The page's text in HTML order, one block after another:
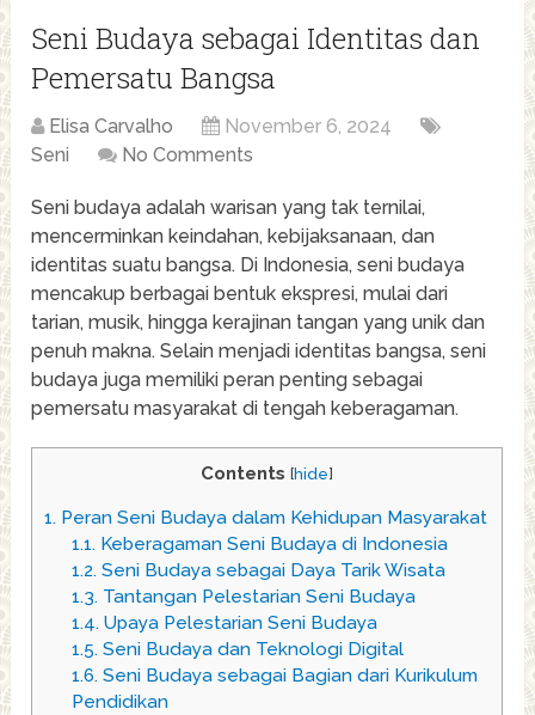
Seni Budaya sebagai Identitas dan
Pemersatu Bangsa
Elisa Carvalho
November 6, 2024
Seni
No Comments
Seni budaya adalah warisan yang tak ternilai,
mencerminkan keindahan, kebijaksanaan, dan
identitas suatu bangsa. Di Indonesia, seni budaya
mencakup berbagai bentuk ekspresi, mulai dari
tarian, musik, hingga kerajinan tangan yang unik dan
penuh makna. Selain menjadi identitas bangsa, seni
budaya juga memiliki peran penting sebagai
pemersatu masyarakat di tengah keberagaman.
Contents [hide]
1. Peran Seni Budaya dalam Kehidupan Masyarakat
1.1.Keberagaman Seni Budaya di Indonesia
1.2.Seni Budaya sebagai Daya Tarik Wisata
1.3.Tantangan Pelestarian Seni Budaya
1.4.Upaya Pelestarian Seni Budaya
1.5.Seni Budaya dan Teknologi Digital
1.6.Seni Budaya sebagai Bagian dari Kurikulum
Pendidikan